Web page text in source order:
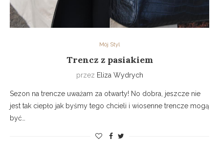
Mój Styl
Trencz z pasiakiem
przez Eliza Wydrych
Sezon na trencze uważam za otwarty! No dobra, jeszcze nie
jest tak ciepło jak byśmy tego chcieli i wiosenne trencze mogą
być…